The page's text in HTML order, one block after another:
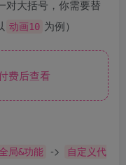
对大括号，你需要替
动画10 为例）
费后查看
局&功能 ->
自定义代